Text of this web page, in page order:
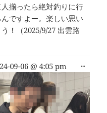
揃ったら絶対釣りに行
ですよー。楽しい思い
！（2025/9/27 出雲路
09-06 @ 4:05 pm ...こ
の
タ
ボ
ッ